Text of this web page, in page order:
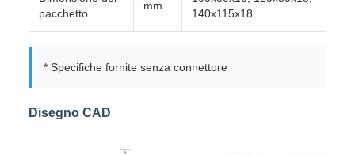
pacchetto
mm
140x115x18
* Specifiche fornite senza connettore
Disegno CAD